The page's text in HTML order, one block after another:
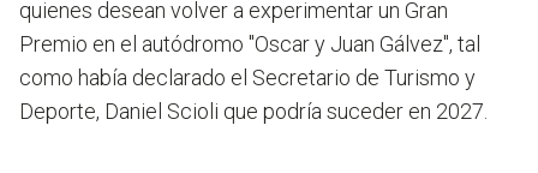
quienes desean volver a experimentar un Gran
Premio en el autódromo "Oscar y Juan Gálvez", tal
como había declarado el Secretario de Turismo y
Deporte, Daniel Scioli que podría suceder en 2027.